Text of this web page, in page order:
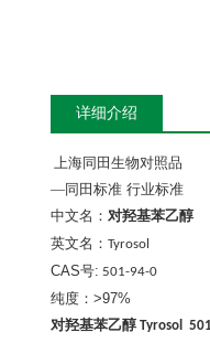
详细介绍
上海同田生物对照品
—同田标准 行业标准
中文名： 对羟基苯乙醇
英文名： Tyrosol
CAS号: 501-94-0
纯度： >97%
对羟基苯乙醇 Tyrosol